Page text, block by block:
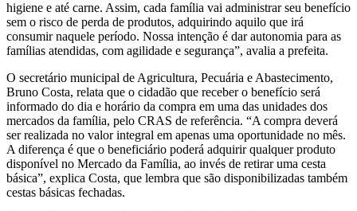
higiene e até carne. Assim, cada família vai administrar seu benefício
sem o risco de perda de produtos, adquirindo aquilo que irá
consumir naquele período. Nossa intenção é dar autonomia para as
famílias atendidas, com agilidade e segurança”, avalia a prefeita.
O secretário municipal de Agricultura, Pecuária e Abastecimento,
Bruno Costa, relata que o cidadão que receber o benefício será
informado do dia e horário da compra em uma das unidades dos
mercados da família, pelo CRAS de referência. “A compra deverá
ser realizada no valor integral em apenas uma oportunidade no mês.
A diferença é que o beneficiário poderá adquirir qualquer produto
disponível no Mercado da Família, ao invés de retirar uma cesta
básica”, explica Costa, que lembra que são disponibilizadas também
cestas básicas fechadas.